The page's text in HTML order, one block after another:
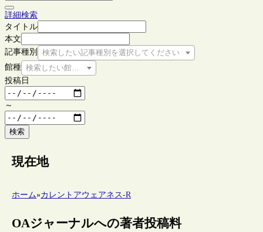
詳細検索
タイトル
本文
記事種別
検索したい記事種別を選択してください
館種 検索したい館種を選択してください
投稿日
～
検索
現在地
ホーム»カレントアウェアネス-R
OAジャーナルへの著者投稿料